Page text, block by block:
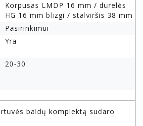
Korpusas LMDP 16 mm / durelės
HG 16 mm blizgi / stalviršis 38 mm
Pasirinkimui
Yra
20-30
baldų komplektą sudaro